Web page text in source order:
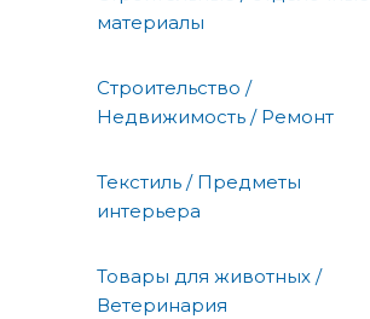
материалы
Строительство /
Недвижимость / Ремонт
Текстиль / Предметы
интерьера
Товары для животных /
Ветеринария